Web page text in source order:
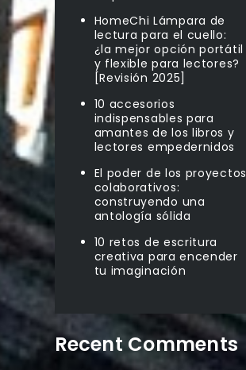
HomeChi Lámpara de
lectura para el cuello:
¿la mejor opción portátil
y flexible para lectores?
[Revisión 2025]
10 accesorios
indispensables para
amantes de los libros y
lectores empedernidos
El poder de los proyectos
colaborativos:
construyendo una
antología sólida
10 retos de escritura
creativa para encender
tu imaginación
Recent Comments